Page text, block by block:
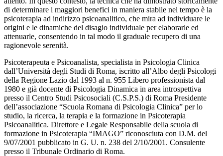
di determinare i maggiori benefici in maniera stabile nel tempo è la
psicoterapia ad indirizzo psicoanalitico, che mira ad individuare le
origini e le dinamiche del disagio individuale per elaborarle ed
attenuarle, consentendo in tal modo il graduale recupero di una
ragionevole serenità.
Psicoterapeuta e Psicoanalista, specialista in Psicologia Clinica
dall’Università degli Studi di Roma, iscritto all’Albo degli Psicologi
della Regione Lazio dal 1993 al n. 955 Libero professionista dal
1980 e già docente di Psicologia Dinamica in area introspettiva
presso il Centro Studi Psicosociali (C.S.P.S.) di Roma Presidente
dell’associazione “Scuola Romana di Psicologia Clinica” per lo
studio, la ricerca, la terapia e la formazione in Psicoterapia
Psicoanalitica. Direttore e Legale Responsabile della scuola di
formazione in Psicoterapia “IMAGO” riconosciuta con D.M. del
9/07/2001 pubblicato in G. U. n. 238 del 2/10/2001. Consulente
presso il Tribunale Ordinario di Roma.